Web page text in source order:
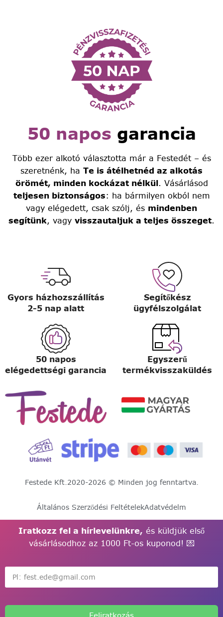
50 napos garancia
Több ezer alkotó választotta már a Festedét – és
szeretnénk, ha Te is átélhetnéd az alkotás
örömét, minden kockázat nélkül. Vásárlásod
teljesen biztonságos: ha bármilyen okból nem
vagy elégedett, csak szólj, és mindenben
segítünk, vagy visszautaljuk a teljes összeget.
Gyors házhozszállítás
2-5 nap alatt
Segítőkész
ügyfélszolgálat
50 napos
elégedettségi garancia
Egyszerű
termékvisszaküldés
Festede Kft.2020-2026 © Minden jog fenntartva.
Általános Szerződési FeltételekAdatvédelm
Iratkozz fel a hírlevelünkre, és küldjük első
vásárlásodhoz az 1000 Ft-os kuponod! 💌